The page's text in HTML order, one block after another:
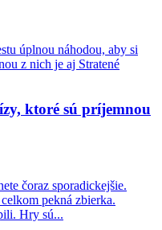
úplnou náhodou, aby si
z nich je aj Stratené
ktoré sú príjemnou
čoraz sporadickejšie.
pekná zbierka.
Hry sú...